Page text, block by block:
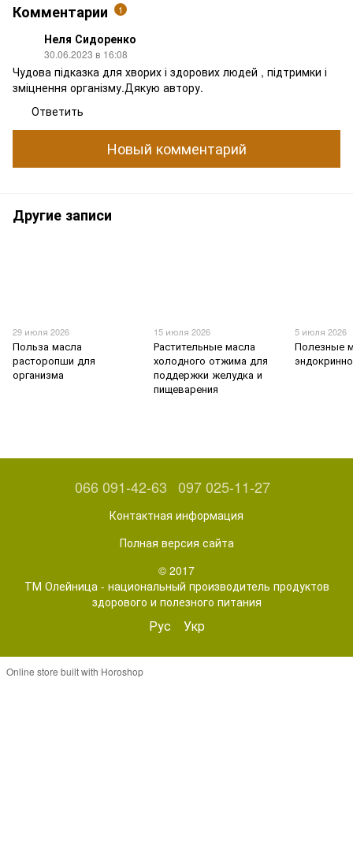
Комментарии 1
Неля Сидоренко
30.06.2023 в 16:08
Чудова підказка для хворих і здорових людей , підтримки і
зміцнення організму.Дякую автору.
Ответить
Новый комментарий
Другие записи
29 июля 2026
Польза масла
расторопши для
организма
15 июля 2026
Растительные масла
холодного отжима для
поддержки желудка и
пищеварения
5 июля 2026
Полезные
066 091-42-63 097 025-11-27
Контактная информация
Полная версия сайта
© 2017
ТМ Олейница - национальный производитель продуктов
здорового и полезного питания
Рус Укр
Online store built with Horoshop